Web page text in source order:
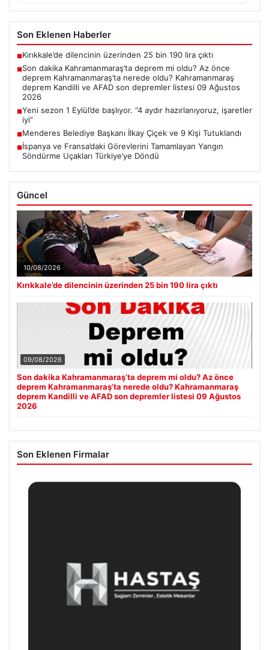
Son Eklenen Haberler
■Kırıkkale’de dilencinin üzerinden 25 bin 190 lira çıktı
■Son dakika Kahramanmaraş’ta deprem mi oldu? Az önce
deprem Kahramanmaraş’ta nerede oldu? Kahramanmaraş
deprem Kandilli ve AFAD son depremler listesi 09 Ağustos
2026
■Yeni sezon 1 Eylül’de başlıyor. “4 aydır hazırlanıyoruz, işaretler
iyi”
■Menderes Belediye Başkanı İlkay Çiçek ve 9 Kişi Tutuklandı
■İspanya ve Fransa’daki Görevlerini Tamamlayan Yangın
Söndürme Uçakları Türkiye’ye Döndü
Güncel
10/08/2026
Kırıkkale’de dilencinin üzerinden 25 bin 190 lira çıktı
09/08/2026
Son dakika Kahramanmaraş’ta deprem mi oldu? Az önce
deprem Kahramanmaraş’ta nerede oldu? Kahramanmaraş
deprem Kandilli ve AFAD son depremler listesi 09 Ağustos
2026
Son Eklenen Firmalar